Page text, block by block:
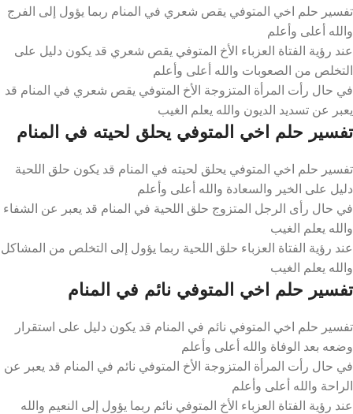
تفسير حلم اخي المتوفي يقص شعري في المنام ربما يؤول إلى الفرج
والله أعلى وأعلم
عند رؤية الفتاة العزباء الأخ المتوفي يقص شعري قد يكون دليل على
التخلص من الصعوبات والله أعلى وأعلم
في حال رأت المرأة المتزوجة الأخ المتوفي يقص شعري في المنام قد
يعبر عن تسديد الديون والله يعلم الغيب
تفسير حلم اخي المتوفي يحلق لحيته في المنام
تفسير حلم اخي المتوفي يحلق لحيته في المنام قد يكون حلق اللحية
دليل على الخير والسعادة والله أعلى وأعلم
في حال رأى الرجل المتزوج حلق اللحية في المنام قد يعبر عن الشفاء
والله يعلم الغيب
عند رؤية الفتاة العزباء حلق اللحية ربما يؤول إلى التخلص من المشاكل
والله يعلم الغيب
تفسير حلم اخي المتوفي نائم في المنام
تفسير حلم اخي المتوفي نائم في المنام قد يكون دليل على استقرار
وضعه بعد الوفاة والله أعلى وأعلم
في حال رأت المرأة المتزوجة الأخ المتوفي نائم في المنام قد يعبر عن
الراحة والله أعلى وأعلم
عند رؤية الفتاة العزباء الأخ المتوفي نائم ربما يؤول إلى النعيم والله